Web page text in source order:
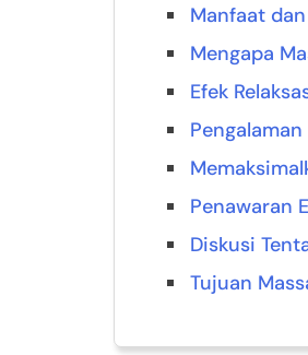
Manfaat
Mengapa
Efek
Penawaran
Diskusi
Tujuan